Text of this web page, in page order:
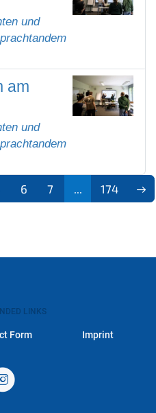
und
am
und
6 7 174
LINKS
Form Imprint